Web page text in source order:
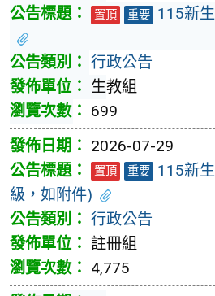
置頂 重要 115新
行政公告
生教組
699
2026-07-29
置頂 重要 115新
級，如附件)
行政公告
註冊組
4,775